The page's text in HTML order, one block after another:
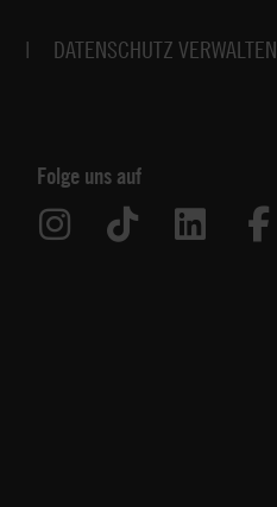
DATENSCHUTZ VERWALTEN
Folge uns auf